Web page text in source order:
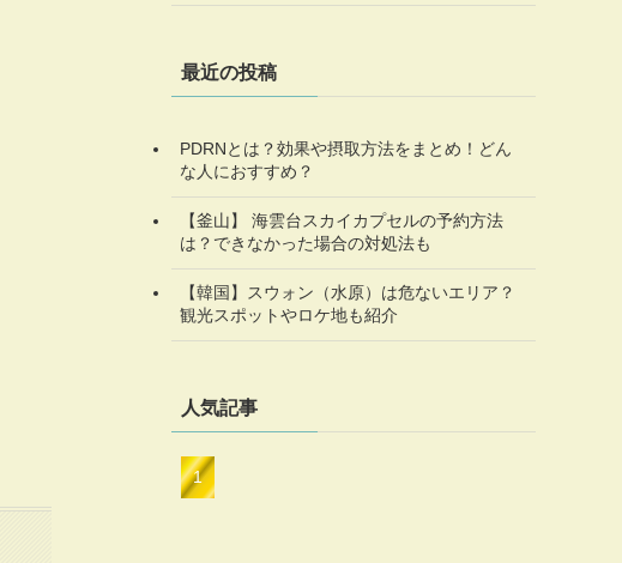
最近の投稿
PDRNとは？効果や摂取方法をまとめ！どん
な人におすすめ？
【釜山】 海雲台スカイカプセルの予約方法
は？できなかった場合の対処法も
【韓国】スウォン（水原）は危ないエリア？
観光スポットやロケ地も紹介
人気記事